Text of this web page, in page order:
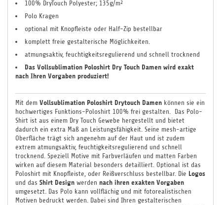
100% DryTouch Polyester; 135g/m²
Polo Kragen
optional mit Knopfleiste oder Half-Zip bestellbar
komplett freie gestalterische Möglichkeiten.
atmungsaktiv, feuchtigkeitsregulierend und schnell trocknend
Das Vollsublimation Poloshirt Dry Touch Damen wird exakt
nach Ihren Vorgaben produziert!
Mit dem Vollsublimation Poloshirt Drytouch Damen können sie ein
hochwertiges Funktions- Poloshirt 100% frei gestalten. Das Polo-
Shirt ist aus einem Dry Touch Gewebe hergestellt und bietet
dadurch ein extra Maß an Leistungsfähigkeit. Seine mesh-artige
Oberfläche trägt sich angenehm auf der Haut und ist zudem
extrem atmungsaktiv, feuchtigkeitsregulierend und schnell
trocknend. Speziell Motive mit Farbverläufen und matten Farben
wirken auf diesem Material besonders detailliert. Optional ist das
Poloshirt mit Knopfleiste, oder Reißverschluss bestellbar. Die Logos
und das Shirt Design werden nach ihren exakten Vorgaben
umgesetzt. Das Polo kann vollflächig und mit fotorealistischen
Motiven bedruckt werden. Dabei sind Ihren gestalterischen